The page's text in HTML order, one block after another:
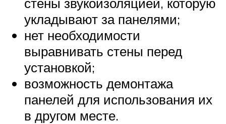
укладывают за панелями;
нет необходимости
выравнивать стены перед
установкой;
возможность демонтажа
панелей для использования их
в другом месте.